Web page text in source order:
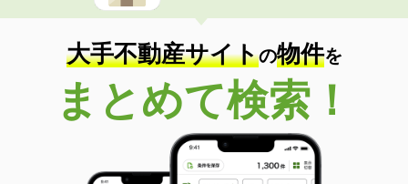
大手不動産サイトの物件を
まとめて検索！